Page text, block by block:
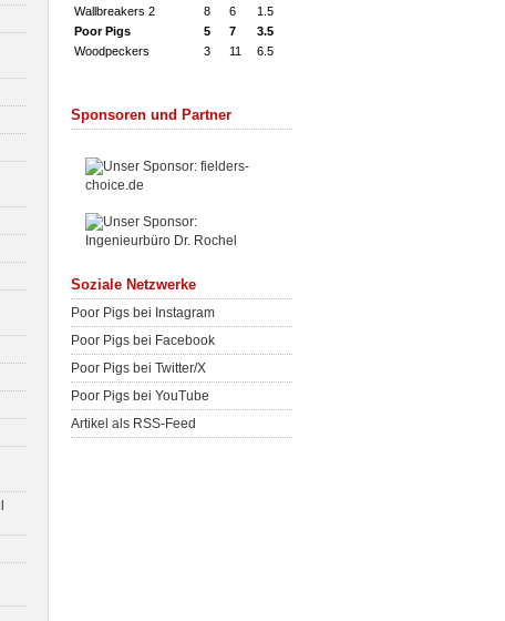
Wallbreakers 2
8 6
1.5
Poor Pigs
5 7
3.5
Woodpeckers
3 11 6.5
Sponsoren und Partner
Soziale Netzwerke
Poor Pigs bei Instagram
Poor Pigs bei Facebook
Poor Pigs bei Twitter/X
Poor Pigs bei YouTube
Artikel als RSS-Feed